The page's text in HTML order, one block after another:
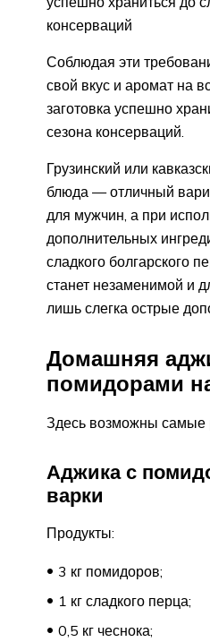
консерваций
Соблюдая эти
свой вкус и аромат на
заготовка успешно
сезона консерваций.
Грузинский или
блюда — отличный
для мужчин, а при
дополнительных
сладкого болгарского
станет незаменимой и
лишь слегка острые
Домашняя
помидорами
Здесь возможны самые
Аджика с
варки
Продукты:
3 кг помидоров;
1 кг сладкого перца;
0,5 кг чеснока;